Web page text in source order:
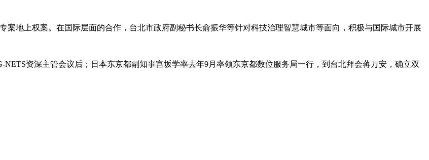
地上权案。在国际层面的合作，台北市政府副秘书长俞振华等针对科技治理智慧城市等面向，积极与国际城市开展
NETS资深主管会议后；日本东京都副知事宫坂学率去年9月率领东京都数位服务局一行，到台北拜会蒋万安，确立双